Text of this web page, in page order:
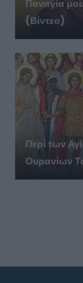
Παναγία
(Βίντεο)
Περί των
Ουρανίων